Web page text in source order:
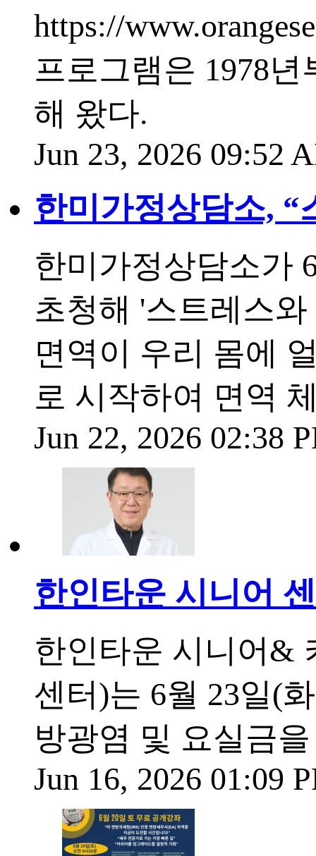
https://
프로그램은 1978
해 왔다.
Jun 23, 2026 09:52
한미가정상담소, “
한미가정상담소가
초청해 '스트레스
면역이 우리 몸에
로 시작하여 면역
Jun 22, 2026 02:38
한인타운 시니어
한인타운 시니어&
센터)는 6월 23일(
방광염 및 요실금
Jun 16, 2026 01:09